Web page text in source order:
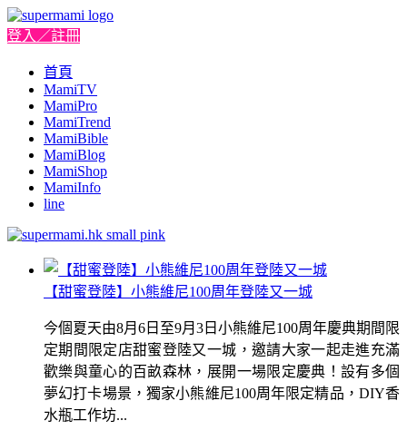
登入／註冊
首頁
MamiTV
MamiPro
MamiTrend
MamiBible
MamiBlog
MamiShop
MamiInfo
line
【甜蜜登陸】小熊維尼100周年登陸又一城
今個夏天由8月6日至9月3日小熊維尼100周年慶典期間限
定期間限定店甜蜜登陸又一城，邀請大家一起走進充滿
歡樂與童心的百畝森林，展開一場限定慶典！設有多個
夢幻打卡場景，獨家小熊維尼100周年限定精品，DIY香
水瓶工作坊...